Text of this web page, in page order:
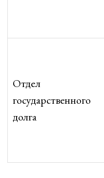
Отдел
государственного
долга